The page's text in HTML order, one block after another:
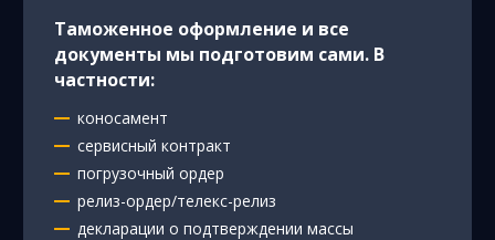
Таможенное оформление и все
документы мы подготовим сами. В
частности:
коносамент
сервисный контракт
погрузочный ордер
релиз-ордер/телекс-релиз
декларации о подтверждении массы